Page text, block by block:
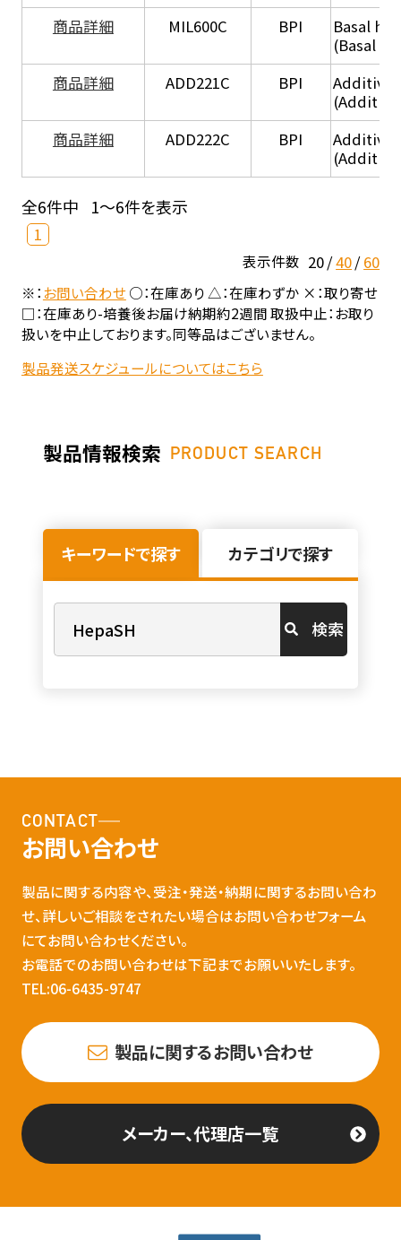
商品詳細
MIL600C BPI
Basal
(Basal
商品詳細
ADD221C BPI
商品詳細
ADD222C BPI
全6件中 1～6件を表示
1
表示件数 20 40 60
※：お問い合わせ○：在庫あり △：在庫わずか ×：取り寄せ
□：在庫あり-培養後お届け納期約2週間 取扱中止：お取り
扱いを中止しております。同等品はございません。
製品発送スケジュールについてはこちら
製品情報検索 PRODUCT SEARCH
キーワードで探す カテゴリで探す
検索
CONTACT
お問い合わせ
製品に関する内容や、受注・発送・納期に関するお問い合わ
せ、詳しいご相談をされたい場合はお問い合わせフォーム
にてお問い合わせください。
お電話でのお問い合わせは下記までお願いいたします。
TEL:06-6435-9747
製品に関するお問い合わせ
メーカー、代理店一覧